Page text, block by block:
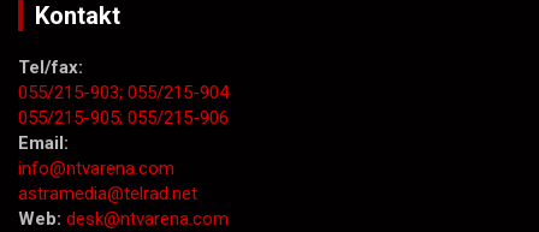
Kontakt
Tel/fax:
055/215-903; 055/215-904
055/215-905; 055/215-906
Email:
info@ntvarena.com
astramedia@telrad.net
Web: desk@ntvarena.com